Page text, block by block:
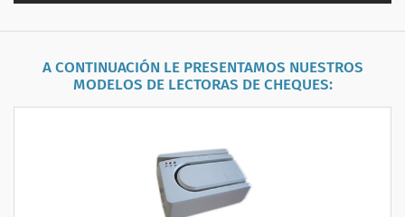
A CONTINUACIÓN LE PRESENTAMOS NUESTROS
MODELOS DE LECTORAS DE CHEQUES: